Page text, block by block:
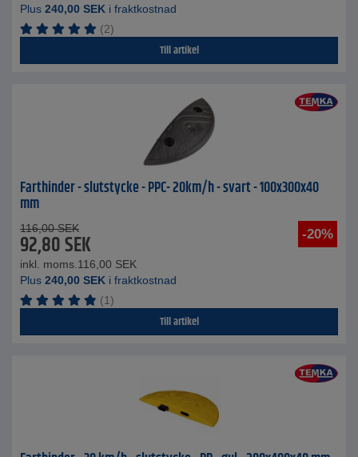
Plus 240,00 SEK i fraktkostnad
(2)
Till artikel
Farthinder - slutstycke - PPC- 20km/h - svart - 100x300x40
mm
-20%
116,00 SEK
92,80SEK
inkl. moms. 116,00 SEK
Plus 240,00 SEK i fraktkostnad
(1)
Till artikel